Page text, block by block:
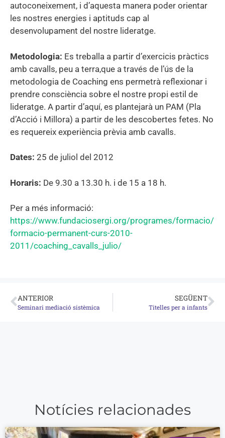
autoconeixement, i d’aquesta manera poder orientar
les nostres energies i aptituds cap al
desenvolupament del nostre lideratge.
Metodologia: Es treballa a partir d’exercicis pràctics
amb cavalls, peu a terra,que a través de l’ús de la
metodologia de Coaching ens permetrà reflexionar i
prendre consciència sobre el nostre propi estil de
lideratge. A partir d’aquí, es plantejarà un PAM (Pla
d’Acció i Millora) a partir de les descobertes fetes. No
es requereix experiència prèvia amb cavalls.
Dates: 25 de juliol del 2012
Horaris: De 9.30 a 13.30 h. i de 15 a 18 h.
Per a més informació:
https://www.fundaciosergi.org/programes/formacio/
formacio-permanent-curs-2010-
2011/coaching_cavalls_julio/
ANTERIOR
Seminari mediació sistèmica
SEGÜENT
Titelles per a infants
Notícies relacionades